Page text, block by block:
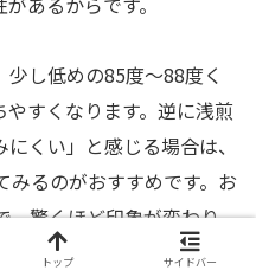
し低めの85度〜88度く
すくなります。逆に浅煎
くい」と感じる場合は、
るのがおすすめです。お
、驚くほど印象が変わり
トップ サイドバー